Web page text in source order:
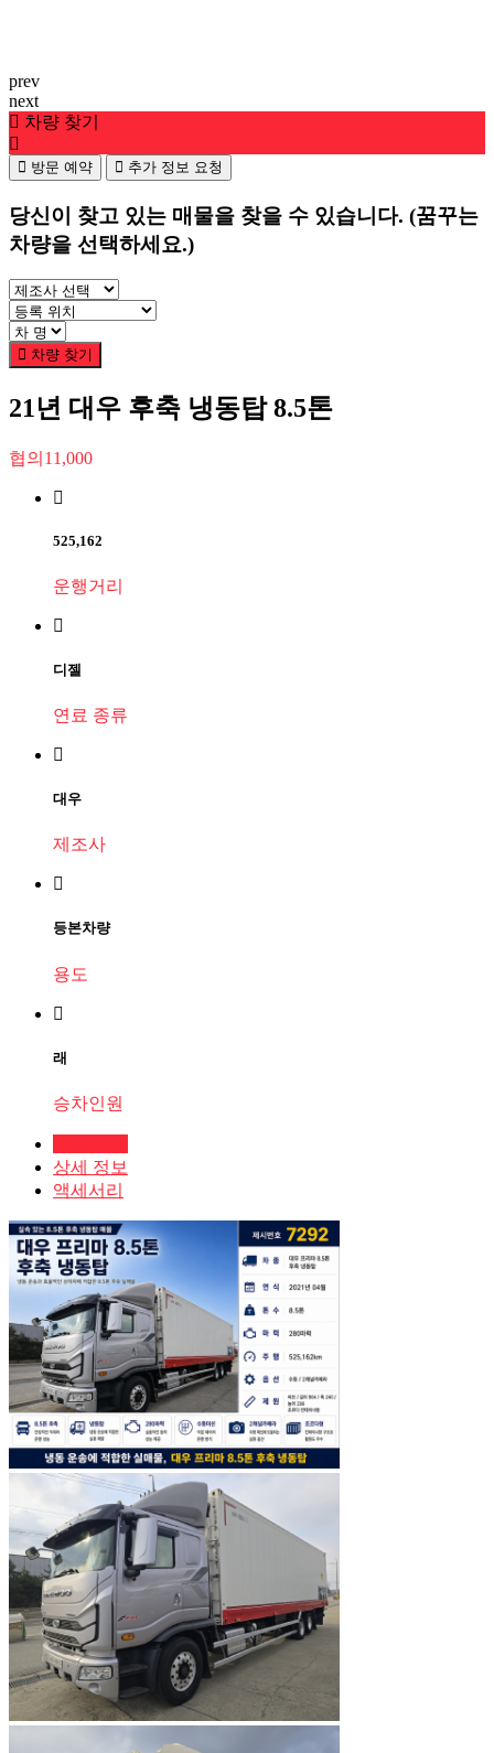
prev
next
차량 찾기
방문 예약 추가 정보 요청
당신이 찾고 있는 매물을 찾을 수 있습니다. (꿈꾸는
차량을 선택하세요.)
차량 찾기
21년 대우 후축 냉동탑 8.5톤
협의11,000
525,162
운행거리
디젤
연료 종류
대우
제조사
등본차량
용도
래
승차인원
상세 정보
액세서리